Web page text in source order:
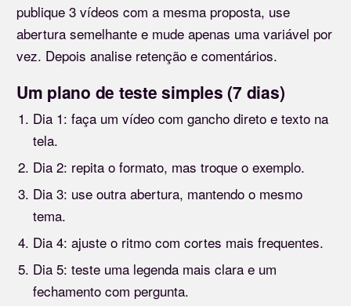
publique 3 vídeos com a mesma proposta, use
abertura semelhante e mude apenas uma variável por
vez. Depois analise retenção e comentários.
Um plano de teste simples (7 dias)
Dia 1: faça um vídeo com gancho direto e texto na
tela.
Dia 2: repita o formato, mas troque o exemplo.
Dia 3: use outra abertura, mantendo o mesmo
tema.
Dia 4: ajuste o ritmo com cortes mais frequentes.
Dia 5: teste uma legenda mais clara e um
fechamento com pergunta.